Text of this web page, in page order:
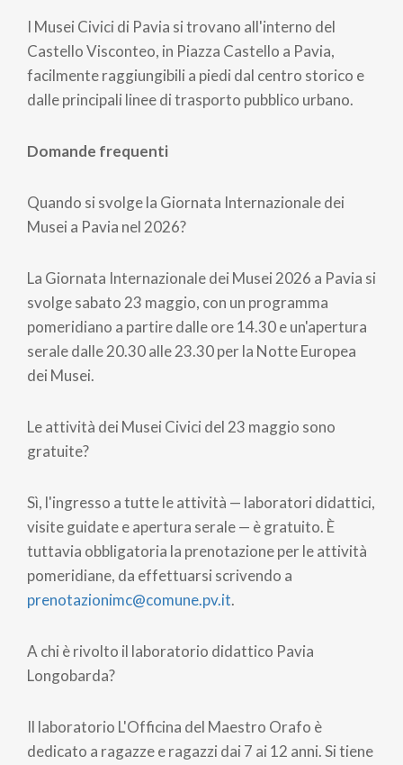
I Musei Civici di Pavia si trovano all'interno del
Castello Visconteo, in Piazza Castello a Pavia,
facilmente raggiungibili a piedi dal centro storico e
dalle principali linee di trasporto pubblico urbano.
Domande frequenti
Quando si svolge la Giornata Internazionale dei
Musei a Pavia nel 2026?
La Giornata Internazionale dei Musei 2026 a Pavia si
svolge sabato 23 maggio, con un programma
pomeridiano a partire dalle ore 14.30 e un'apertura
serale dalle 20.30 alle 23.30 per la Notte Europea
dei Musei.
Le attività dei Musei Civici del 23 maggio sono
gratuite?
Sì, l'ingresso a tutte le attività — laboratori didattici,
visite guidate e apertura serale — è gratuito. È
tuttavia obbligatoria la prenotazione per le attività
pomeridiane, da effettuarsi scrivendo a
prenotazionimc@comune.pv.it.
A chi è rivolto il laboratorio didattico Pavia
Longobarda?
Il laboratorio L'Officina del Maestro Orafo è
dedicato a ragazze e ragazzi dai 7 ai 12 anni. Si tiene